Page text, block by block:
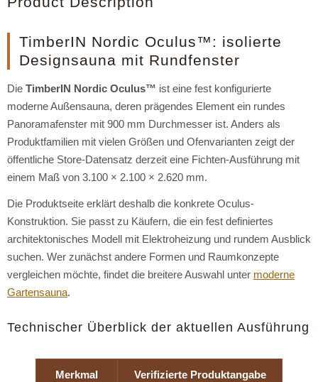
TimberIN Nordic Oculus™: isolierte
Designsauna mit Rundfenster
Die TimberIN Nordic Oculus™ ist eine fest konfigurierte
moderne Außensauna, deren prägendes Element ein rundes
Panoramafenster mit 900 mm Durchmesser ist. Anders als
Produktfamilien mit vielen Größen und Ofenvarianten zeigt der
öffentliche Store-Datensatz derzeit eine Fichten-Ausführung mit
einem Maß von 3.100 × 2.100 × 2.620 mm.
Die Produktseite erklärt deshalb die konkrete Oculus-
Konstruktion. Sie passt zu Käufern, die ein fest definiertes
architektonisches Modell mit Elektroheizung und rundem Ausblick
suchen. Wer zunächst andere Formen und Raumkonzepte
vergleichen möchte, findet die breitere Auswahl unter moderne
Gartensauna.
Technischer Überblick der aktuellen Ausführung
Merkmal Verifizierte Produktangabe